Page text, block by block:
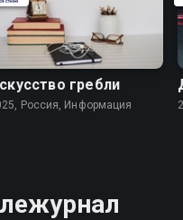
гребли
Россия, Информация